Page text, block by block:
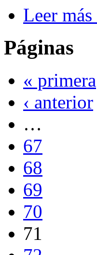
Leer más
Páginas
« primera
‹ anterior
…
67
68
69
70
71